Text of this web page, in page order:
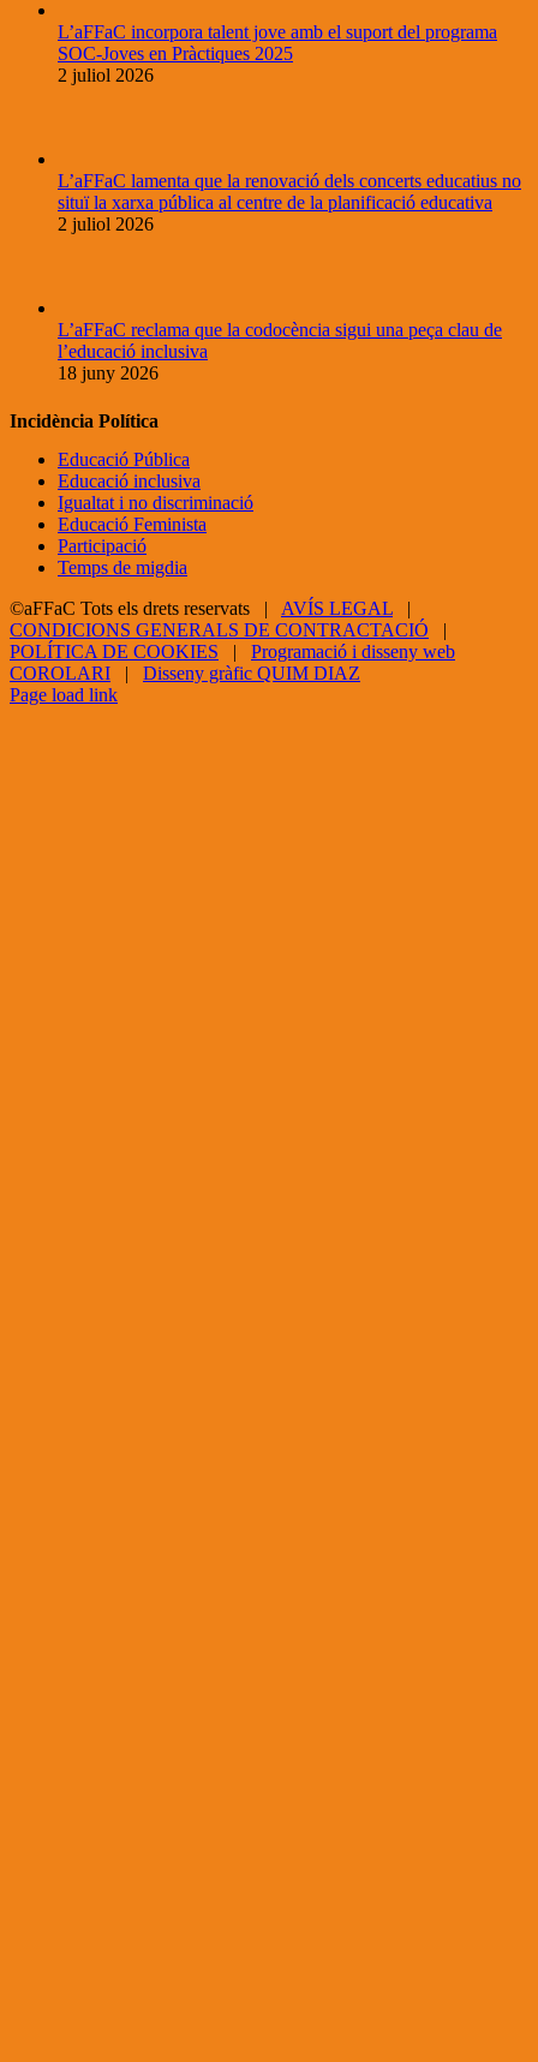
L’aFFaC incorpora talent jove amb el suport del programa
SOC-Joves en Pràctiques 2025
2 juliol 2026
L’aFFaC lamenta que la renovació dels concerts educatius no
situï la xarxa pública al centre de la planificació educativa
2 juliol 2026
L’aFFaC reclama que la codocència sigui una peça clau de
l’educació inclusiva
18 juny 2026
Incidència Política
Educació Pública
Educació inclusiva
Igualtat i no discriminació
Educació Feminista
Participació
Temps de migdia
©aFFaC Tots els drets reservats | AVÍS LEGAL |
CONDICIONS GENERALS DE CONTRACTACIÓ |
POLÍTICA DE COOKIES | Programació i disseny web
COROLARI | Disseny gràfic QUIM DIAZ
Facebook
X
YouTube
Page load link